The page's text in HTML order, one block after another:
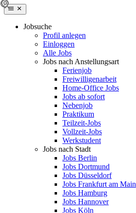
Jobsuche
Profil anlegen
Einloggen
Alle Jobs
Jobs nach Anstellungsart
Ferienjob
Freiwilligenarbeit
Home-Office Jobs
Jobs ab sofort
Nebenjob
Praktikum
Teilzeit-Jobs
Vollzeit-Jobs
Werkstudent
Jobs nach Stadt
Jobs Berlin
Jobs Dortmund
Jobs Düsseldorf
Jobs Frankfurt am Main
Jobs Hamburg
Jobs Hannover
Jobs Köln